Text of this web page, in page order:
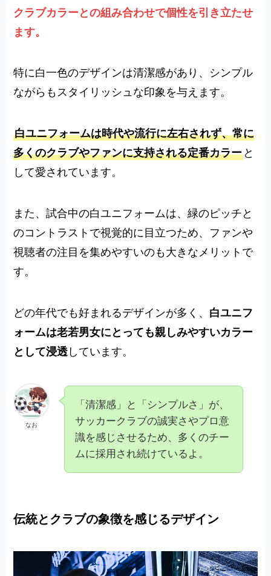
クラブカラーとの組み合わせで個性を引き立たせ
ます。
特に白一色のデザインは清潔感があり、シンプル
ながらもスタイリッシュな印象を与えます。
白ユニフォームは時代や流行に左右されず、常に
多くのクラブやファンに支持される定番カラー と
して愛されています。
また、試合中の白ユニフォームは、緑のピッチと
のコントラストで視覚的に目立つため、ファンや
視聴者の注目を集めやすいのも大きなメリットで
す。
どの年代でも好まれるデザインが多く、 白ユニフ
ォームは老若男女にとっても親しみやすいカラー
として浸透 しています。
なお
「清潔感」と「シンプルさ」が、
サッカークラブの誠実さやプロ意
識を感じさせるため、多くのチー
ムに採用され続けているよ。
伝統とクラブの象徴を感じるデザイン